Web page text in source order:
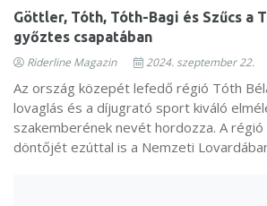
Göttler, Tóth, Tóth-Bagi és Szűcs a
győztes csapatában
Riderline Magazin 2024. szeptember 22.
Az ország közepét lefedő régió Tóth
lovaglás és a díjugrató sport kiváló
szakemberének nevét hordozza. A
döntőjét ezúttal is a Nemzeti